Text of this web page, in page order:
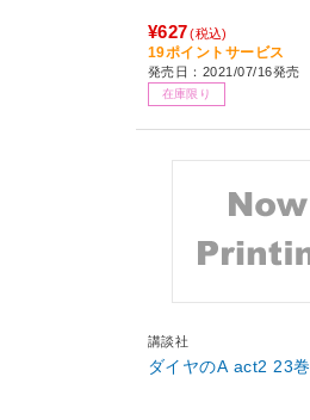
¥627 (税込)
19ポイントサービス
発売日：2021/07/16発売
在庫限り
講談社
ダイヤのA act2 23巻